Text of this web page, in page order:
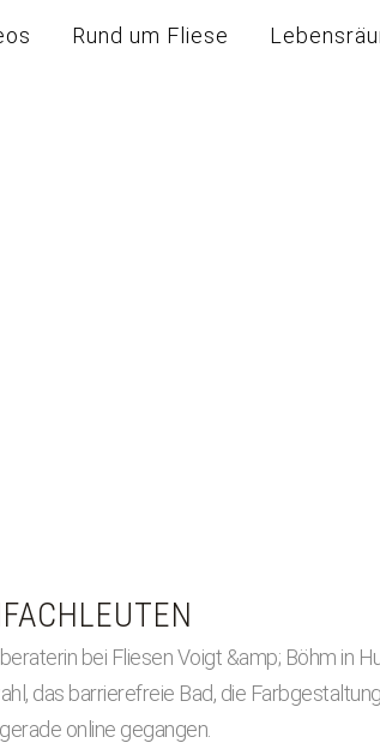
Rund um Fliese
bei Fliesen Voigt &amp; Böhm in
das barrierefreie Bad, die
online gegangen.